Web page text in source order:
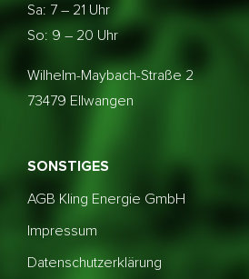
Sa: 7 – 21 Uhr
So: 9 – 20 Uhr
Wilhelm-Maybach-Straße 2
73479 Ellwangen
SONSTIGES
AGB Kling Energie GmbH
Impressum
Datenschutzerklärung